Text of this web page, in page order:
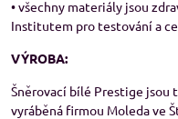
• všechny materiály jsou
Institutem pro testování a
VÝROBA:
Šněrovací bílé Prestige jsou
vyráběná firmou Moleda ve